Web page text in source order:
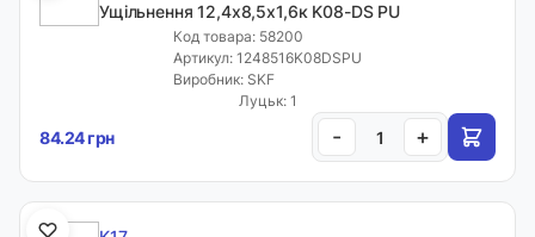
Ущільнення 12,4х8,5х1,6к K08-DS PU
Код товара: 58200
Артикул: 1248516K08DSPU
Виробник: SKF
Луцьк: 1
84.24 грн - +